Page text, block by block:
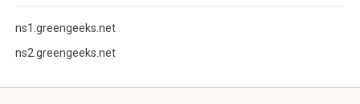
ns1.greengeeks.net
ns2.greengeeks.net